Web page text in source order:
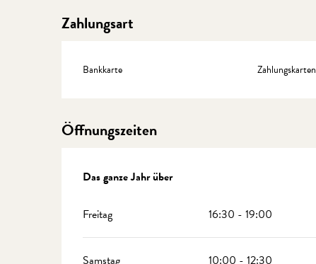
Zahlungsart
Bankkarte Zahlungskarten
Öffnungszeiten
Das ganze Jahr über
Das ganze Jahr über
Freitag 16:30 - 19:00
Samstag 10:00 - 12:30